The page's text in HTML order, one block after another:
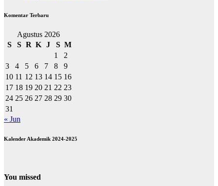
Komentar Terbaru
Agustus 2026
S
S R K J S M
1
2
3
4 5 6 7 8
9
10 11 12 13 14 15 16
17 18 19 20 21 22 23
24 25 26 27 28 29 30
31
« Jun
Kalender Akademik 2024-2025
You missed